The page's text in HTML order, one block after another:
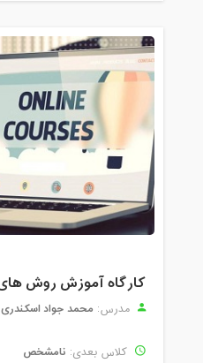
مدرس: محمد جواد اسکندری
کلاس بعدی: نامشخص